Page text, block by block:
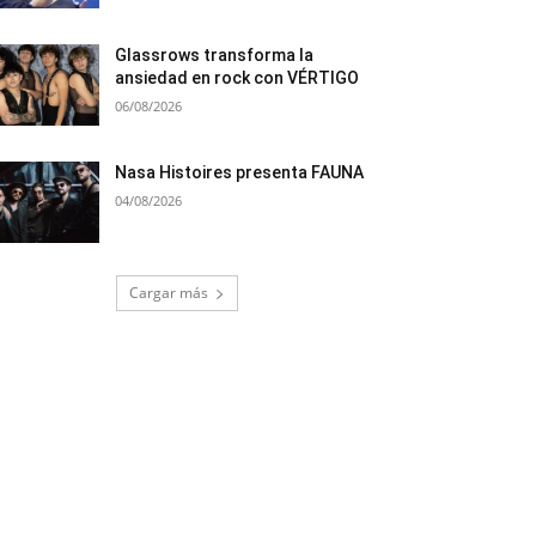
Glassrows transforma la
ansiedad en rock con VÉRTIGO
06/08/2026
Nasa Histoires presenta FAUNA
04/08/2026
Cargar más